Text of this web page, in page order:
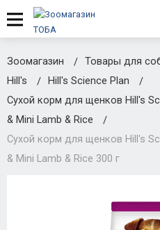
Зоомагазин Товары для
Hill's
Hill's Science Plan
Сухой корм для щенков Hill's
& Mini Lamb & Rice
Сухой корм для щенков Hill's
& Mini Lamb & Rice 300 г